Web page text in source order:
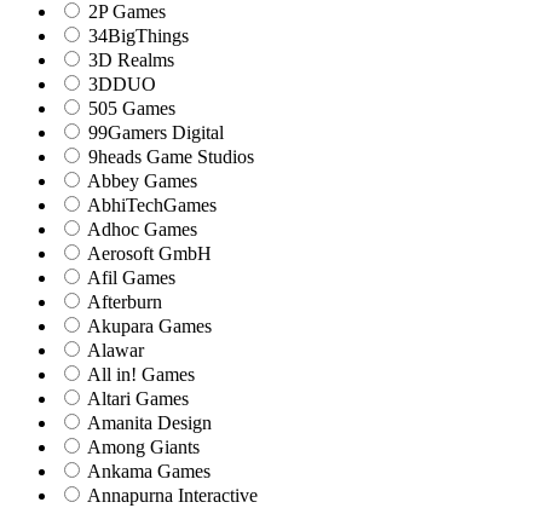
2P Games
34BigThings
3D Realms
3DDUO
505 Games
99Gamers Digital
9heads Game Studios
Abbey Games
AbhiTechGames
Adhoc Games
Aerosoft GmbH
Afil Games
Afterburn
Akupara Games
Alawar
All in! Games
Altari Games
Amanita Design
Among Giants
Ankama Games
Annapurna Interactive